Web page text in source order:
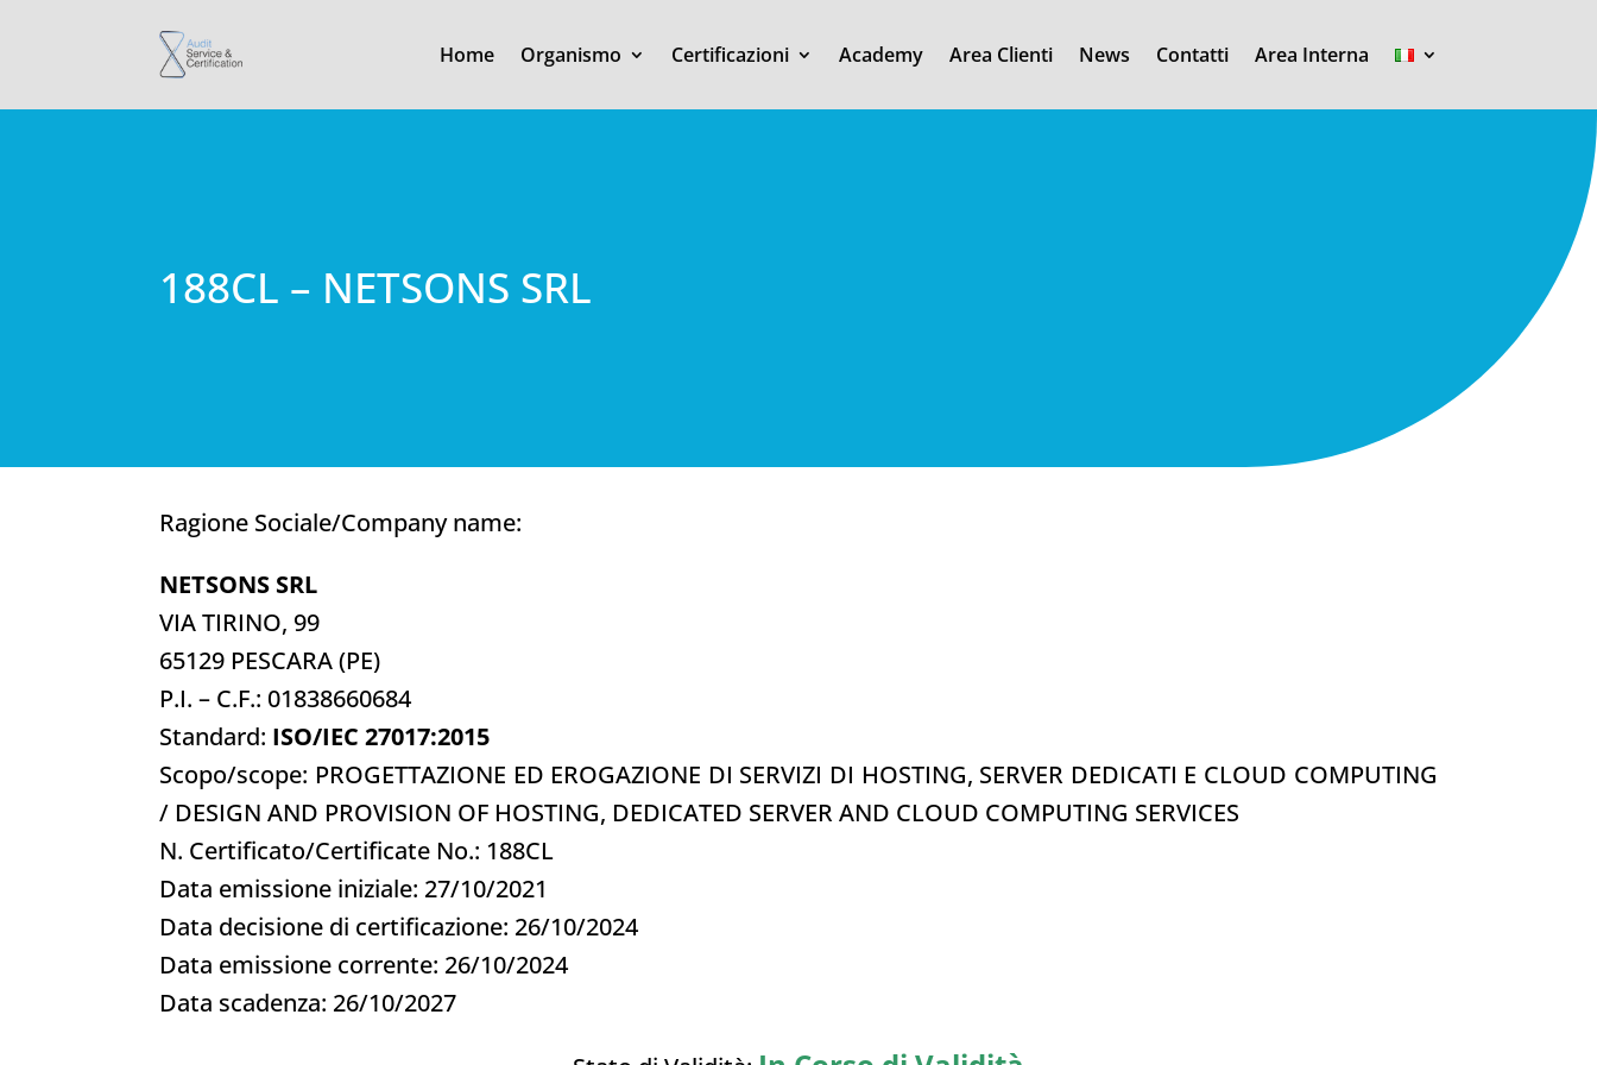
Home Organismo Certificazioni Academy Area Clienti News Contatti Area Interna
188CL – NETSONS SRL
Ragione Sociale/Company name:
NETSONS SRL
VIA TIRINO, 99
65129 PESCARA (PE)
P.I. – C.F.: 01838660684
Standard: ISO/IEC 27017:2015
Scopo/scope: PROGETTAZIONE ED EROGAZIONE DI SERVIZI DI HOSTING, SERVER DEDICATI E CLOUD COMPUTING
/ DESIGN AND PROVISION OF HOSTING, DEDICATED SERVER AND CLOUD COMPUTING SERVICES
N. Certificato/Certificate No.: 188CL
Data emissione iniziale: 27/10/2021
Data decisione di certificazione: 26/10/2024
Data emissione corrente: 26/10/2024
Data scadenza: 26/10/2027